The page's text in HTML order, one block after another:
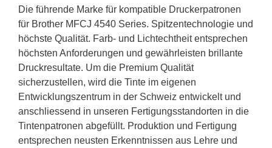
Die führende Marke für kompatible Druckerpatronen
für Brother MFCJ 4540 Series. Spitzentechnologie und
höchste Qualität. Farb- und Lichtechtheit entsprechen
höchsten Anforderungen und gewährleisten brillante
Druckresultate. Um die Premium Qualität
sicherzustellen, wird die Tinte im eigenen
Entwicklungszentrum in der Schweiz entwickelt und
anschliessend in unseren Fertigungsstandorten in die
Tintenpatronen abgefüllt. Produktion und Fertigung
entsprechen neusten Erkenntnissen aus Lehre und